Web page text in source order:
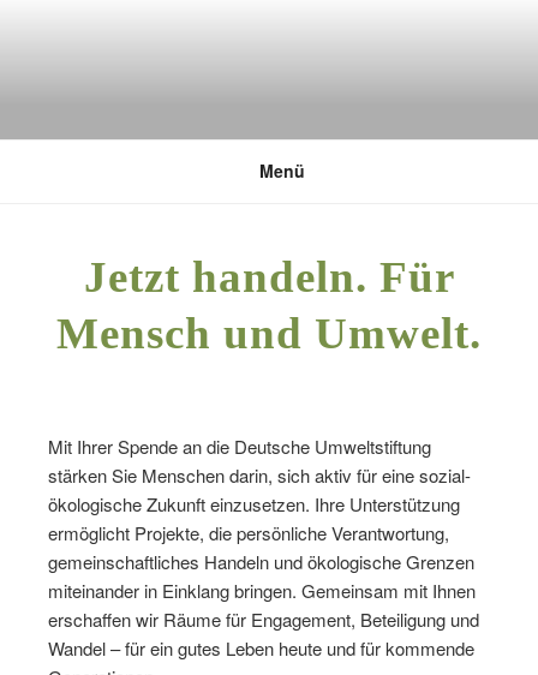
DEUTSCHE UMWELTSTIFTUNG
Menü
Jetzt handeln. Für
Mensch und Umwelt.​
Mit Ihrer Spende an die Deutsche Umweltstiftung
stärken Sie Menschen darin, sich aktiv für eine sozial-
ökologische Zukunft einzusetzen. Ihre Unterstützung
ermöglicht Projekte, die persönliche Verantwortung,
gemeinschaftliches Handeln und ökologische Grenzen
miteinander in Einklang bringen. Gemeinsam mit Ihnen
erschaffen wir Räume für Engagement, Beteiligung und
Wandel – für ein gutes Leben heute und für kommende